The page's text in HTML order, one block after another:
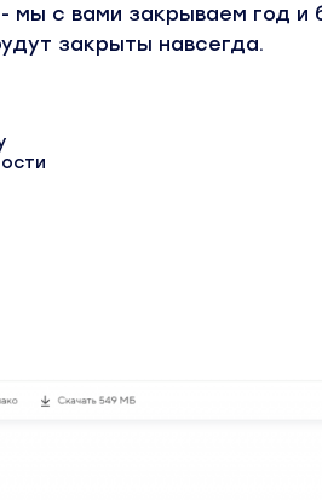
мы с вами закрываем год и
закрыты навсегда.